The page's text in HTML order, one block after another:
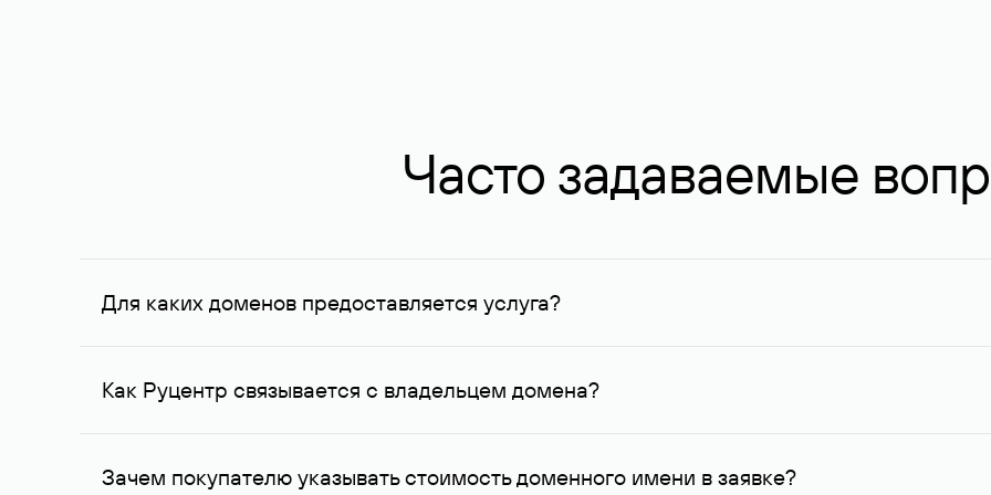
Часто задаваемые
Для каких доменов предоставляется услуга?
Услуга доступна для доменов, зарегистрированных в Руцентре и у других регистраторов. Для доменов,
Как Руцентр связывается с владельцем домена?
Для связи с владельцем домена используются его контактные данные, доступные Руцентру.
Зачем покупателю указывать стоимость доменного имени в заявке?